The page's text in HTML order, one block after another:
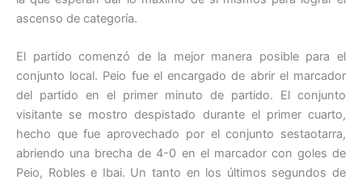
ascenso de categoría.
El partido comenzó de la mejor manera posible para el
conjunto local. Peio fue el encargado de abrir el marcador
del partido en el primer minuto de partido. El conjunto
visitante se mostro despistado durante el primer cuarto,
hecho que fue aprovechado por el conjunto sestaotarra,
abriendo una brecha de 4-0 en el marcador con goles de
Peio, Robles e Ibai. Un tanto en los últimos segundos de